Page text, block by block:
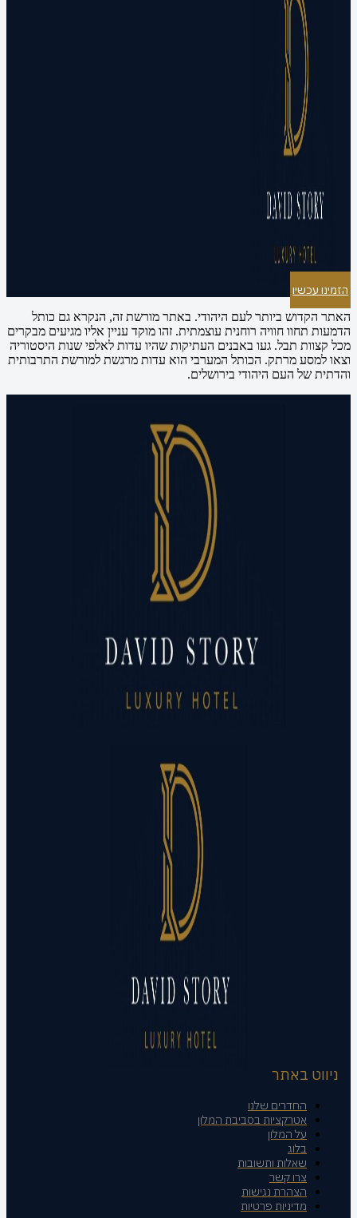
הזמינו עכשיו
האתר הקדוש ביותר לעם היהודי. באתר מורשת זה, הנקרא גם כותל
הדמעות תחוו חוויה רוחנית עוצמתית. זהו מוקד עניין אליו מגיעים מבקרים
מכל קצוות תבל. געו באבנים העתיקות שהיו עדות לאלפי שנות היסטוריה
וצאו למסע מרתק. הכותל המערבי הוא עדות מרגשת למורשת התרבותית
והדתית של העם היהודי בירושלים.
ניווט באתר
החדרים שלנו
אטרקציות בסביבת המלון
על המלון
בלוג
שאלות ותשובות
צרו קשר
הצהרת נגישות
מדיניות פרטיות